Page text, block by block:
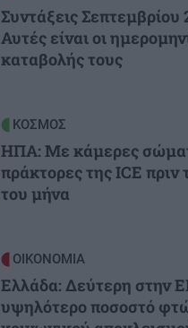
Συντάξεις Σεπτεμβρίου
Αυτές είναι οι
καταβολής τους
ΚΟΣΜΟΣ
ΗΠΑ: Με κάμερες
πράκτορες της ICE πριν
του μήνα
ΟΙΚΟΝΟΜΙΑ
Ελλάδα: Δεύτερη στην
υψηλότερο ποσοστό